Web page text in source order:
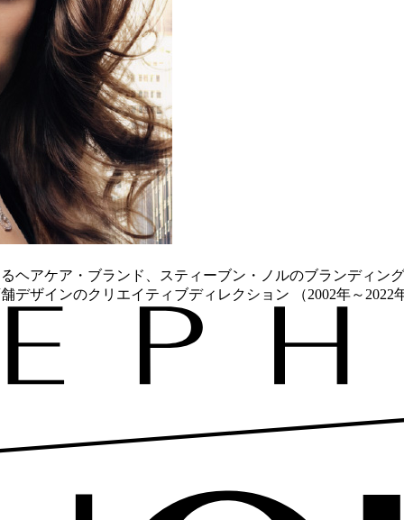
ヘアケア・ブランド、スティーブン・ノルのブランディン
デザインのクリエイティブディレクション （2002年～2022